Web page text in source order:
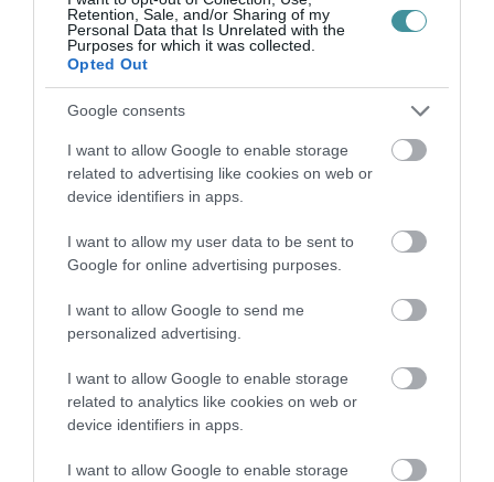
Retention, Sale, and/or Sharing of my
Personal Data that Is Unrelated with the
Purposes for which it was collected.
Opted Out
Google consents
I want to allow Google to enable storage
related to advertising like cookies on web or
device identifiers in apps.
I want to allow my user data to be sent to
Google for online advertising purposes.
I want to allow Google to send me
personalized advertising.
I want to allow Google to enable storage
related to analytics like cookies on web or
device identifiers in apps.
I want to allow Google to enable storage
ajándékozott Heves Megyei Hírlap és
online kiadása, az emberek adóforintjaiból
fenntartott Eg...
TOVÁBB...
A TV Eger szerint szerda
este budapestiek tüntettek
Egerben, csak néhány helyi
csatlakozott
2019. november 30
Az, hogy egy magánkézben lévő médium
tulajdonosa(i) és a munkatársak a
nyilvánosság formálásával felelősséget
vállaltak azért, hogy alantas célra nem
használják a...